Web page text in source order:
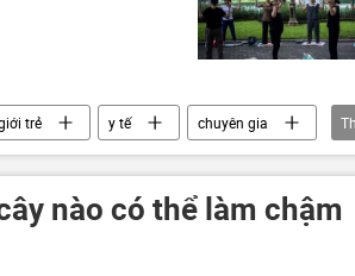
trẻ y tế
chuyên gia
nào có thể làm chậm